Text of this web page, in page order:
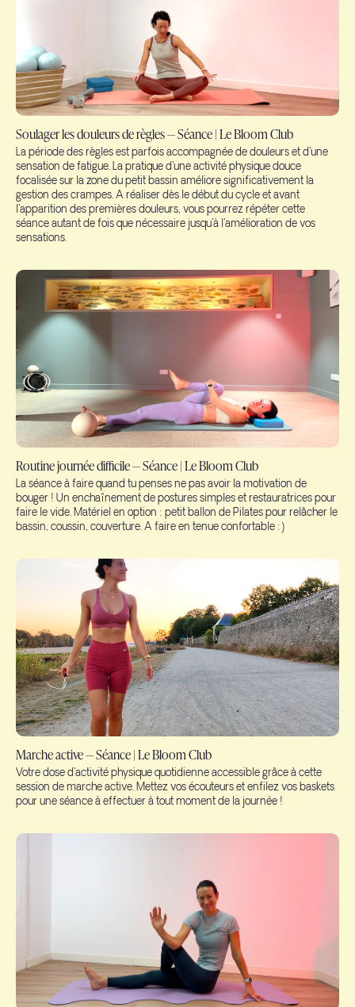
Soulager les douleurs de règles — Séance | Le Bloom Club
La période des règles est parfois accompagnée de douleurs et d'une
sensation de fatigue. La pratique d'une activité physique douce
focalisée sur la zone du petit bassin améliore significativement la
gestion des crampes. A réaliser dès le début du cycle et avant
l'apparition des premières douleurs, vous pourrez répéter cette
séance autant de fois que nécessaire jusqu'à l'amélioration de vos
sensations.
Routine journée difficile — Séance | Le Bloom Club
La séance à faire quand tu penses ne pas avoir la motivation de
bouger ! Un enchaînement de postures simples et restauratrices pour
faire le vide. Matériel en option : petit ballon de Pilates pour relâcher le
bassin, coussin, couverture. A faire en tenue confortable :)
Marche active — Séance | Le Bloom Club
Votre dose d'activité physique quotidienne accessible grâce à cette
session de marche active. Mettez vos écouteurs et enfilez vos baskets
pour une séance à effectuer à tout moment de la journée !